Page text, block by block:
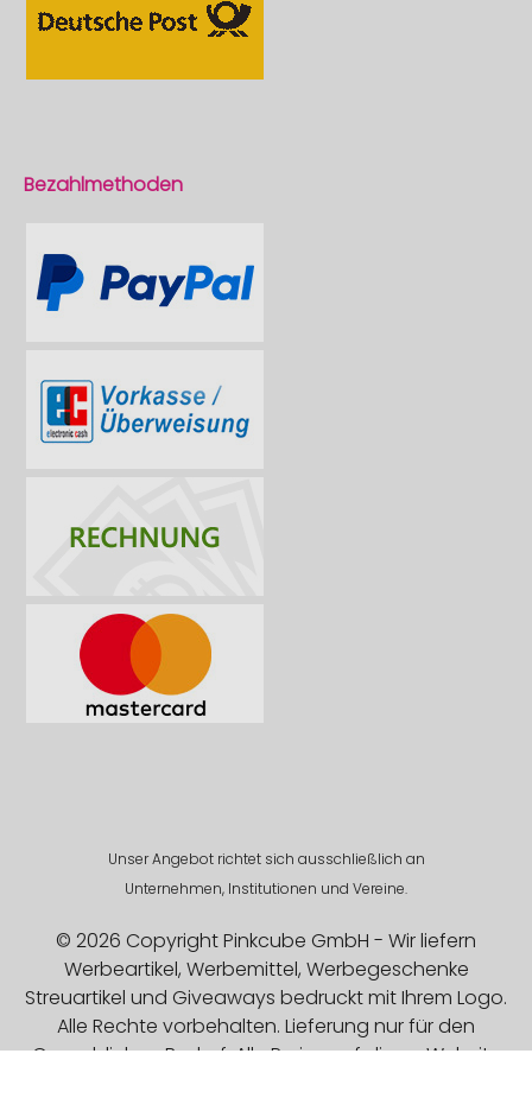
Bezahlmethoden
Unser Angebot richtet sich ausschließlich an
Unternehmen, Institutionen und Vereine.
© 2026 Copyright Pinkcube GmbH - Wir liefern
Werbeartikel, Werbemittel, Werbegeschenke
Streuartikel und Giveaways bedruckt mit Ihrem Logo.
Alle Rechte vorbehalten. Lieferung nur für den
Gewerblichen Bedarf. Alle Preise auf dieser Website